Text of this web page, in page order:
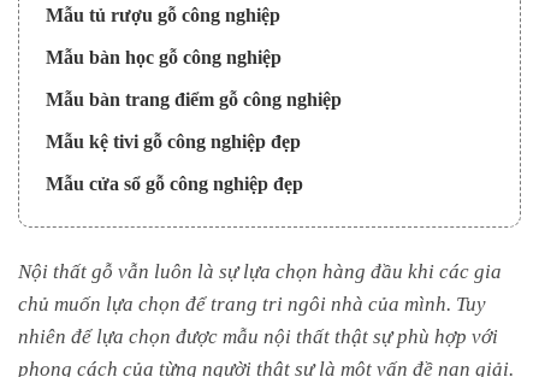
Mẫu tủ rượu gỗ công nghiệp
Mẫu bàn học gỗ công nghiệp
Mẫu bàn trang điểm gỗ công nghiệp
Mẫu kệ tivi gỗ công nghiệp đẹp
Mẫu cửa sổ gỗ công nghiệp đẹp
Nội thất gỗ vẫn luôn là sự lựa chọn hàng đầu khi các gia
chủ muốn lựa chọn để trang tri ngôi nhà của mình. Tuy
nhiên để lựa chọn được mẫu nội thất thật sự phù hợp với
phong cách của từng người thật sự là một vấn đề nan giải.